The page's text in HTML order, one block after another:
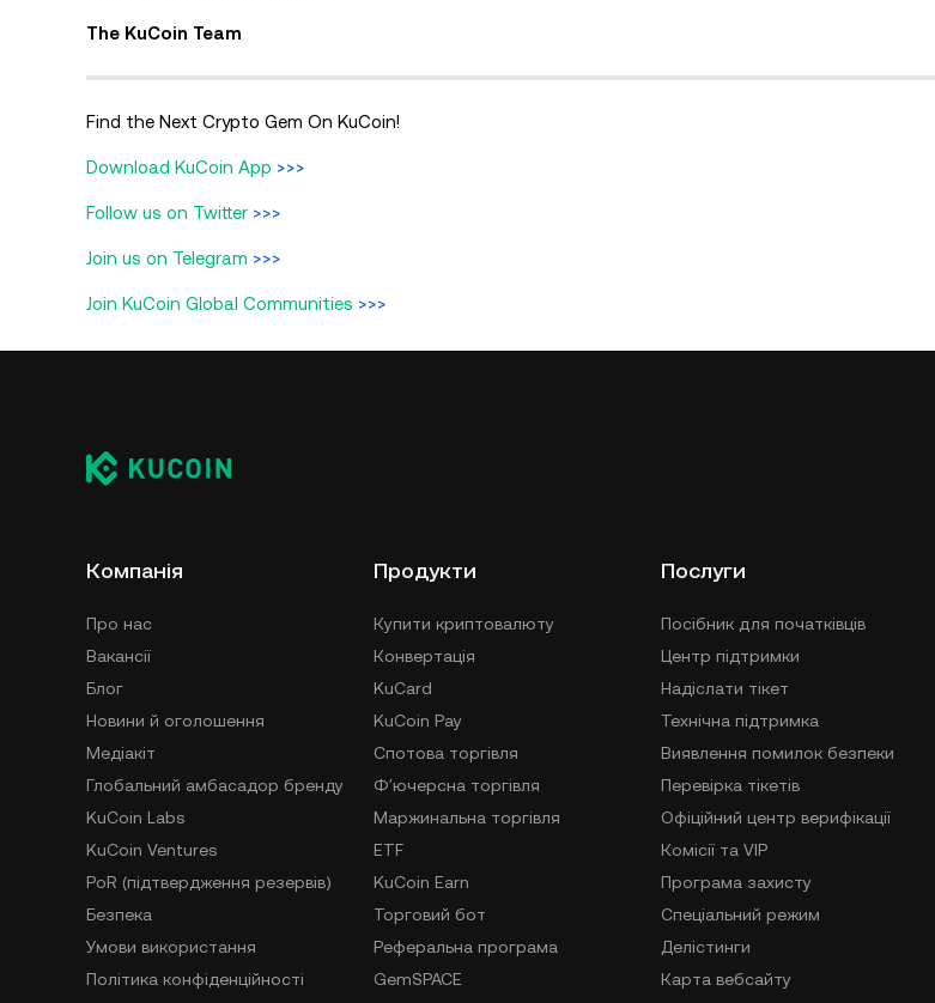
The KuCoin Team
Find the Next Crypto Gem On KuCoin!
Download KuCoin App >>>
Follow us on Twitter >>>
Join us on Telegram >>>
Join KuCoin Global Communities >>>
Компанія
Про нас
Вакансії
Блог
Новини й оголошення
Медіакіт
Глобальний амбасадор бренду
KuCoin Labs
KuCoin Ventures
PoR (підтвердження резервів)
Безпека
Умови використання
Політика конфіденційності
Продукти
Купити криптовалюту
Конвертація
KuCard
KuCoin Pay
Спотова торгівля
Фʼючерсна торгівля
Маржинальна торгівля
ETF
KuCoin Earn
Торговий бот
Реферальна програма
GemSPACE
Послуги
Посібник для початківців
Центр підтримки
Надіслати тікет
Технічна підтримка
Виявлення помилок безпеки
Перевірка тікетів
Офіційний центр верифікації
Комісії та VIP
Програма захисту
Спеціальний режим
Делістинги
Карта вебсайту